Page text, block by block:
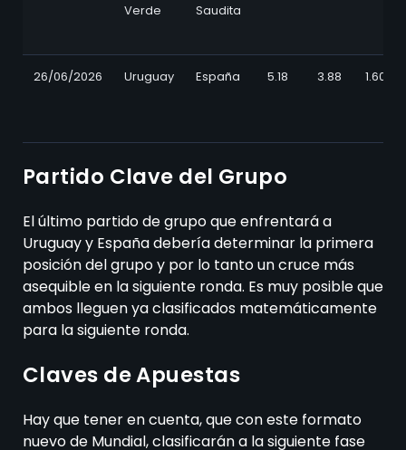
Verde
Saudita
26/06/2026 Uruguay España 5.18 3.88 1.609
Partido Clave del Grupo
El último partido de grupo que enfrentará a
Uruguay y España debería determinar la primera
posición del grupo y por lo tanto un cruce más
asequible en la siguiente ronda. Es muy posible que
ambos lleguen ya clasificados matemáticamente
para la siguiente ronda.
Claves de Apuestas
Hay que tener en cuenta, que con este formato
nuevo de Mundial, clasificarán a la siguiente fase